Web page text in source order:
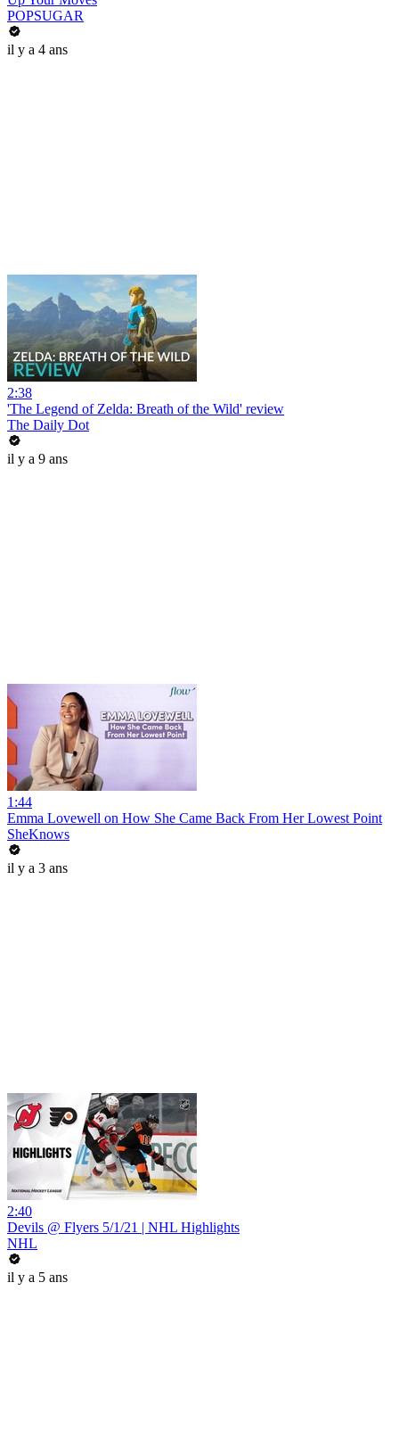
POPSUGAR
il y a 4 ans
2:38
'The Legend of Zelda: Breath of the Wild' review
The Daily Dot
il y a 9 ans
1:44
Emma Lovewell on How She Came Back From Her Lowest Point
SheKnows
il y a 3 ans
2:40
Devils @ Flyers 5/1/21 | NHL Highlights
NHL
il y a 5 ans